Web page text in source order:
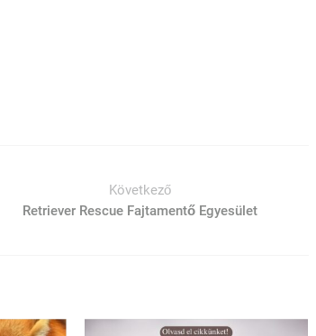
Következő
Retriever Rescue Fajtamentő Egyesület